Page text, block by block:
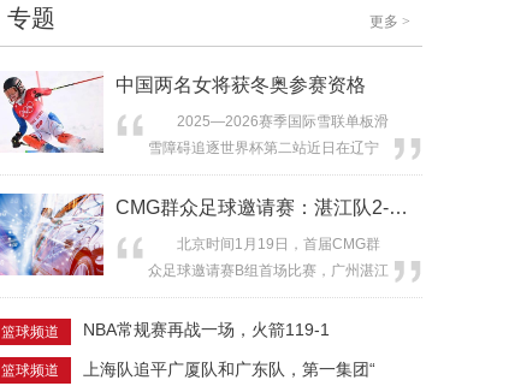
生消费新场景、区域新发展及产业新
长点，推动冰雪运动、冰雪文化、冰
近平总书记2023年在黑龙江省考察...
专题 更多 >
中国两名女将获冬奥参赛资格
2025—2026赛季国际雪联单板滑
雪障碍追逐世界杯第二站近日在辽宁
沈阳落幕。本站赛事是该小项在米兰
冬奥会前最后一站资格赛，来自22个
会入场券展开激烈角逐。 按照米
兰冬奥会参赛积分获取办法，中国女
赛资格。...
CMG群众足球邀请赛：湛江队2-0战
北京时间1月19日，首届CMG群
众足球邀请赛B组首场比赛，广州湛江
队2-0战胜呼和浩特队，取得开门
红。 第27分钟，湛江队前场任意
远，伍承儒得球回做， 李原豪跟进迎
篮球频道 NBA常规赛再战一场，火箭119-1
篮球频道 上海队追平广厦队和广东队，第一集团“